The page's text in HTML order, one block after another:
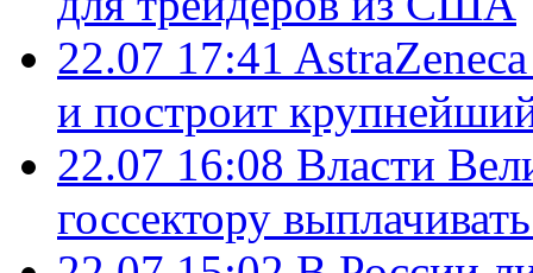
22.07 17:41
и построит
22.07 16:08 Власти
госсектору